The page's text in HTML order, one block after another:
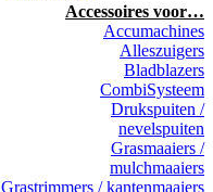
Accessoires voor…
Accumachines
Alleszuigers
Bladblazers
CombiSysteem
Drukspuiten /
nevelspuiten
Grasmaaiers /
mulchmaaiers
Grastrimmers / kantenmaaiers